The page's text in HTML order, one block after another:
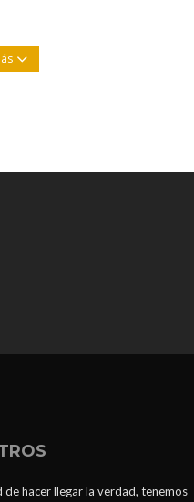
hacer llegar la verdad, tenemos